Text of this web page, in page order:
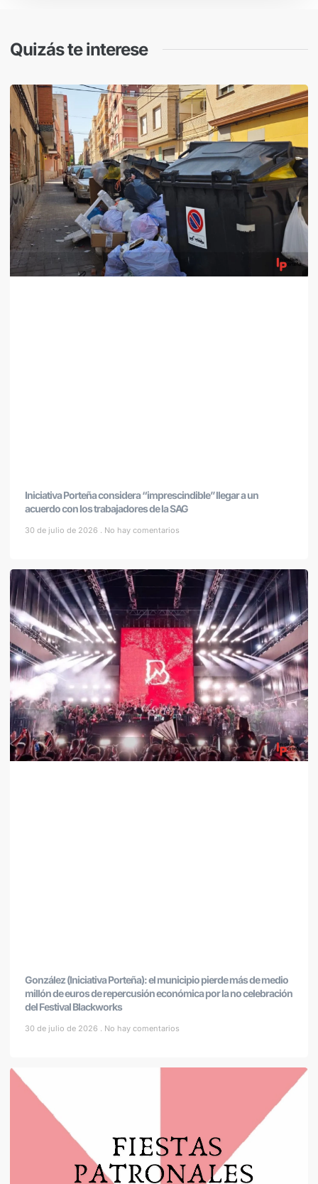
Quizás te interese
Iniciativa Porteña considera “imprescindible” llegar a un
acuerdo con los trabajadores de la SAG
30 de julio de 2026 No hay comentarios
González (Iniciativa Porteña): el municipio pierde más de medio
millón de euros de repercusión económica por la no celebración
del Festival Blackworks
30 de julio de 2026 No hay comentarios